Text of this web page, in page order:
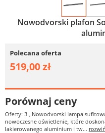
Nowodvorski plafon
Polecana oferta
519,00 zł
Porównaj ceny
Oferty: 3 , Nowodvorski lampa
nowoczesne oświetlenie, które
lakierowanego aluminium i tw... rozwiń